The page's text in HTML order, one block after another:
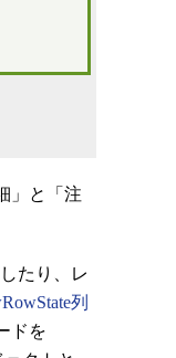
」と「注
たり、レ
列
ドを